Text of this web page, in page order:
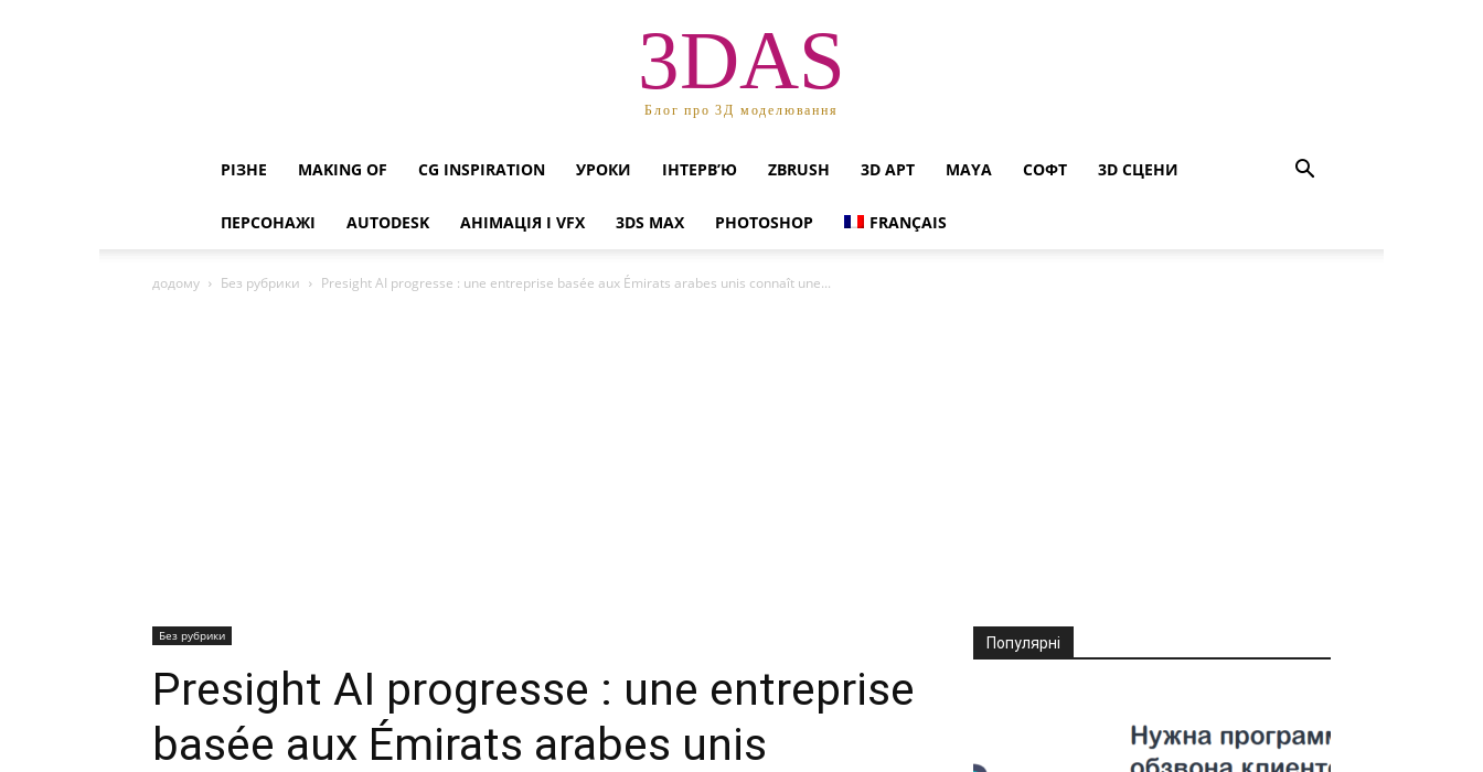
3DAS
Блог про 3Д моделювання
РІЗНЕ MAKING OF CG INSPIRATION УРОКИ ІНТЕРВ’Ю ZBRUSH 3D АРТ MAYA СОФТ 3D СЦЕНИ
ПЕРСОНАЖІ AUTODESK АНІМАЦІЯ І VFX 3DS MAX PHOTOSHOP FRANÇAIS
додому Без рубрики Presight AI progresse : une entreprise basée aux Émirats arabes unis connaît une...
Без рубрики
Presight AI progresse : une entreprise
basée aux Émirats arabes unis
Популярні